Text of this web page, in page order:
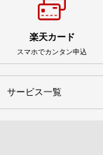
楽天カード
スマホでカンタン申込
サービス一覧